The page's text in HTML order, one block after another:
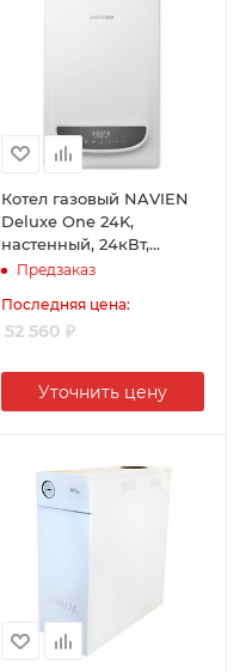
Котел газовый NAVIEN
Deluxe One 24K,
настенный, 24кВт,
одноконтурный,
Предзаказ
Последняя цена:
52 560 ₽
Уточнить цену